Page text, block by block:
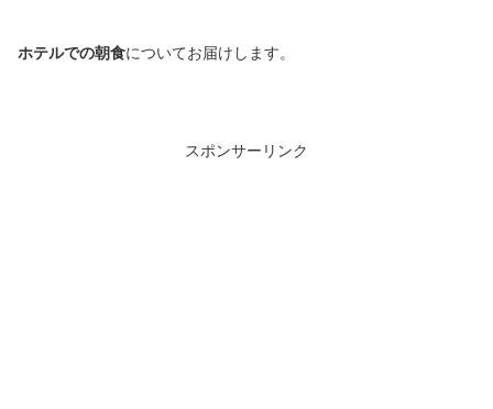
ホテルでの朝食についてお届けします。
スポンサーリンク